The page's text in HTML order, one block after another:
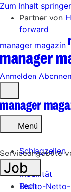
Zum Inhalt
Partner von
forward
manager magazin
Anmelden
öffnen
Menü
Schlagzeilen
Mobilität
Tech
Serviceangebote
Job
Brutto-Netto-